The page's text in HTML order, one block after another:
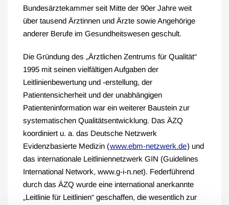
Bundesärztekammer seit Mitte der 90er Jahre weit
über tausend Ärztinnen und Ärzte sowie Angehörige
anderer Berufe im Gesundheitswesen geschult.
Die Gründung des „Ärztlichen Zentrums für Qualität“
1995 mit seinen vielfältigen Aufgaben der
Leitlinienbewertung und -erstellung, der
Patientensicherheit und der unabhängigen
Patienteninformation war ein weiterer Baustein zur
systematischen Qualitätsentwicklung. Das ÄZQ
koordiniert u. a. das Deutsche Netzwerk
Evidenzbasierte Medizin (www.ebm-netzwerk.de) und
das internationale Leitliniennetzwerk GIN (Guidelines
International Network, www.g-i-n.net). Federführend
durch das ÄZQ wurde eine international anerkannte
„Leitlinie für Leitlinien“ geschaffen, die wesentlich zur